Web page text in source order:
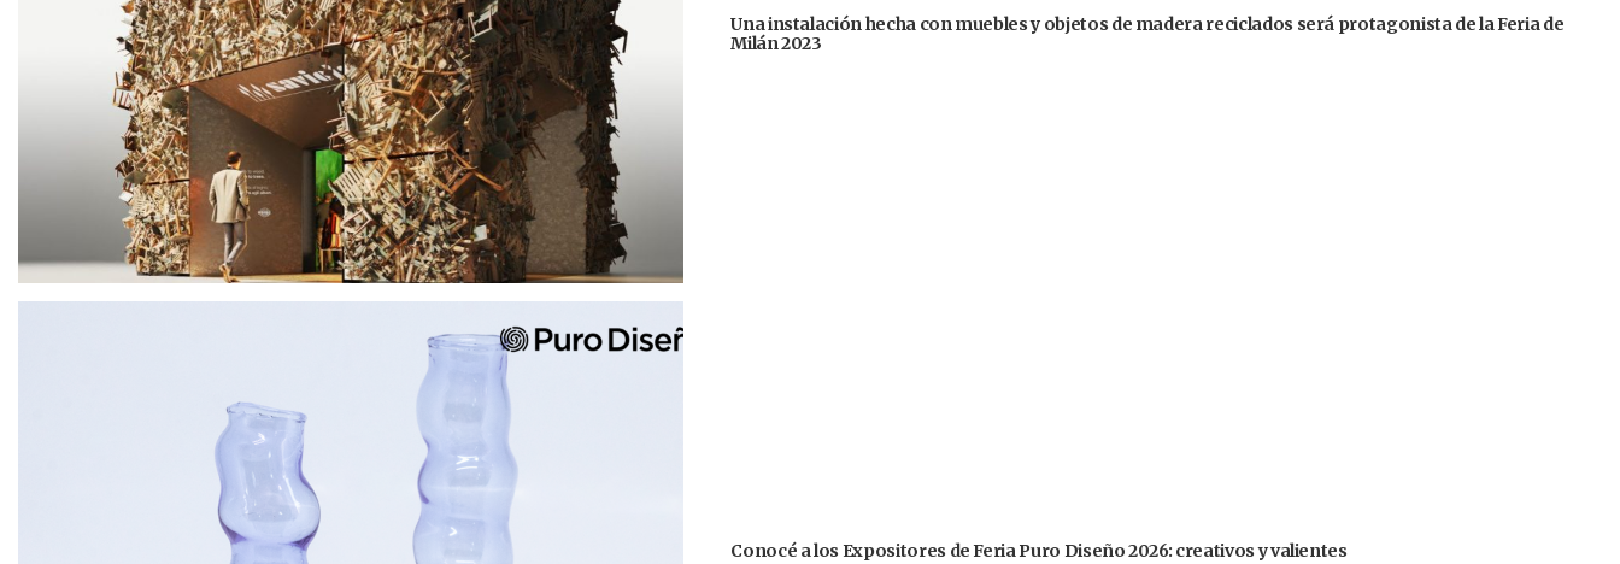
Una instalación hecha con muebles y objetos de madera reciclados será protagonista de la Feria de
Milán 2023
Conocé a los Expositores de Feria Puro Diseño 2026: creativos y valientes